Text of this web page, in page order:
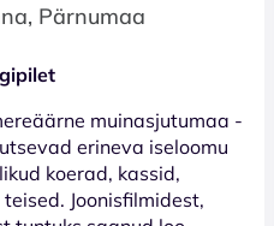
Pärnumaa
muinasjutumaa -
erineva iseloomu
koerad, kassid,
Joonisfilmidest,